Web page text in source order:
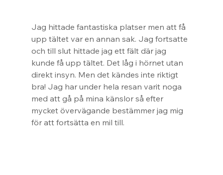
Jag hittade fantastiska platser men att få
upp tältet var en annan sak. Jag fortsatte
och till slut hittade jag ett fält där jag
kunde få upp tältet. Det låg i hörnet utan
direkt insyn. Men det kändes inte riktigt
bra! Jag har under hela resan varit noga
med att gå på mina känslor så efter
mycket övervägande bestämmer jag mig
för att fortsätta en mil till.